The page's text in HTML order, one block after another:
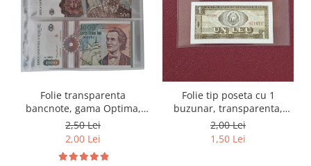
Folie transparenta
bancnote, gama Optima,
cod SH252, 3
compartimente
2,50 Lei
2,00 Lei
Folie tip poseta cu 1
buzunar, transparenta,
140x80 mm, pentru
bancnote
2,00 Lei
1,50 Lei